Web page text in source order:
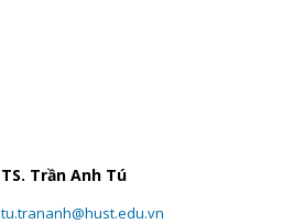
TS. Trần Anh Tú
tu.trananh@hust.edu.vn